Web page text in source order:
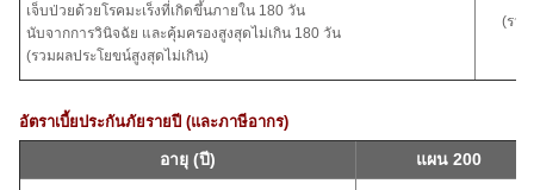
เจ็บป่วยด้วยโรคมะเร็งที่เกิดขึ้นภายใน 180 วัน
นับจากการวินิจฉัย และคุ้มครองสูงสุดไม่เกิน 180 วัน
(รวมผลประโยขน์สูงสุดไม่เกิน)
(รว
อัตราเบี้ยประกันภัยรายปี (และภาษีอากร)
อายุ (ปี) แผน 200